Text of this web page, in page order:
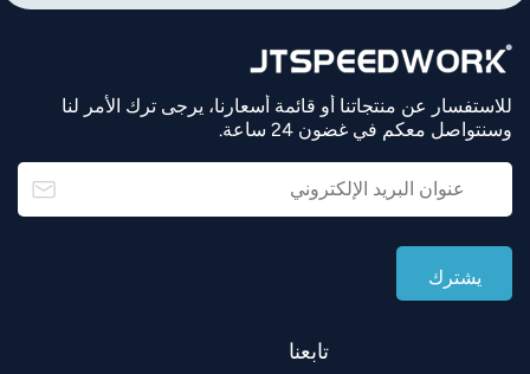
للاستفسار عن منتجاتنا أو قائمة أسعارنا، يرجى ترك الأمر لنا
وسنتواصل معكم في غضون 24 ساعة.
تابعنا